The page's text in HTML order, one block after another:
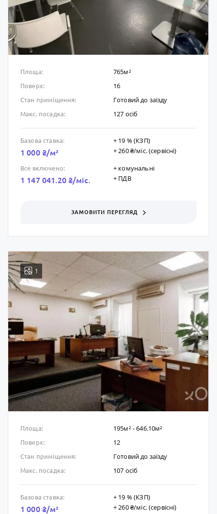
Площа: 765м²
Поверх: 16
Стан приміщення: Готовий до заïзду
Макс. посадка: 127 осіб
Базова ставка:
1 000 ₴/м²
+ 19 % (КЗП)
+ 260 ₴/мic. (сервісні)
Все включено:
1 147 041.20 ₴/мic.
+ комунальні
+ ПДВ
ЗАМОВИТИ ПЕРЕГЛЯД
1
Площа: 195м² - 646.10м²
Поверх: 12
Стан приміщення: Готовий до заïзду
Макс. посадка: 107 осіб
Базова ставка:
1 000 ₴/м²
+ 19 % (КЗП)
+ 260 ₴/мic. (сервісні)